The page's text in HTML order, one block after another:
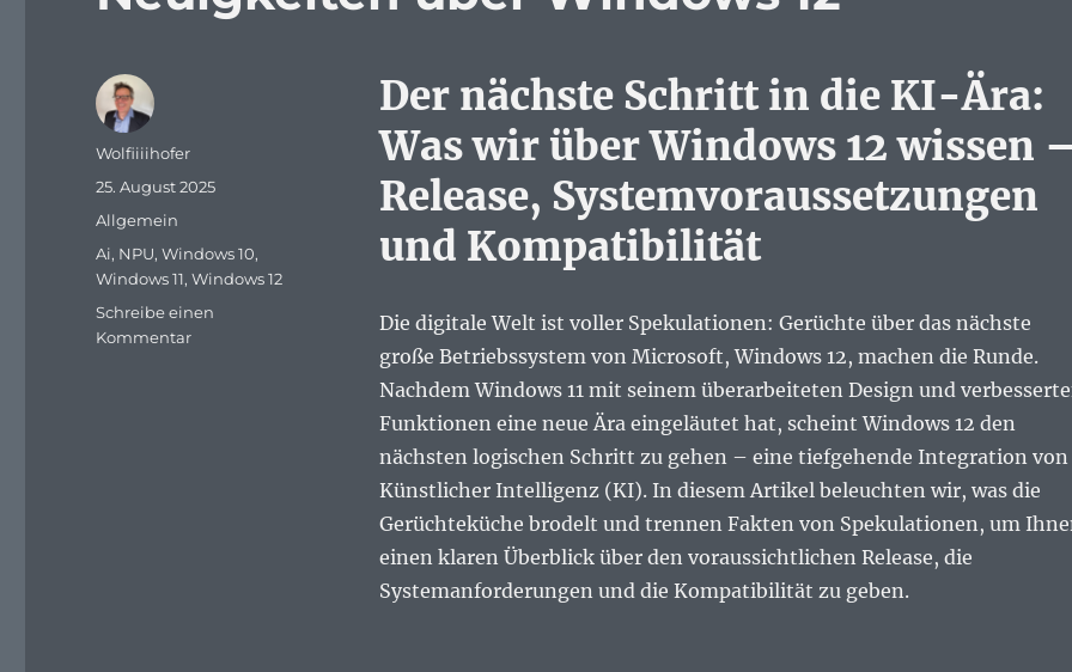
Der nächste Schritt in die KI-Ära:
Was wir über Windows 12 wissen
Release, Systemvoraussetzungen
und Kompatibilität
Die digitale Welt ist voller Spekulationen: Gerüchte über das nächste
große Betriebssystem von Microsoft, Windows 12, machen die Runde.
Nachdem Windows 11 mit seinem überarbeiteten Design und
Funktionen eine neue Ära eingeläutet hat, scheint Windows 12 den
nächsten logischen Schritt zu gehen – eine tiefgehende Integration von
Künstlicher Intelligenz (KI). In diesem Artikel beleuchten wir, was die
Gerüchteküche brodelt und trennen Fakten von Spekulationen, um
einen klaren Überblick über den voraussichtlichen Release, die
Systemanforderungen und die Kompatibilität zu geben.
Autor
Wolfiiiihofer
Veröffentlicht
am
25. August 2025
Kategorien
Allgemein
Schlagwörter
Ai, NPU,Windows 10,
Windows 11,Windows 12
Schreibe einen
Kommentarzu